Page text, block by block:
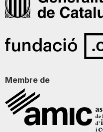
Membre de